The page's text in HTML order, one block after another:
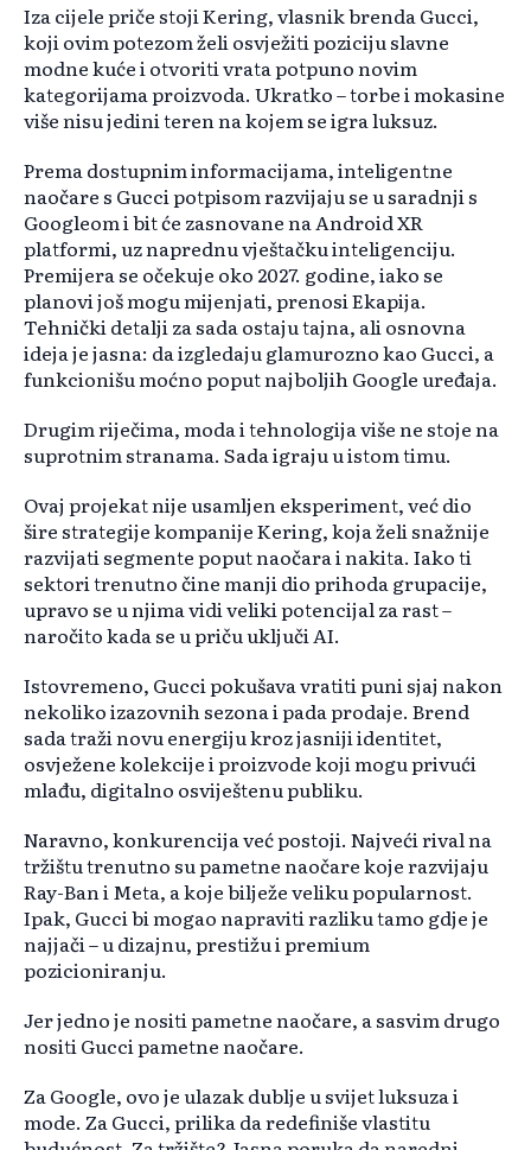
Iza cijele priče stoji Kering, vlasnik brenda Gucci,
koji ovim potezom želi osvježiti poziciju slavne
modne kuće i otvoriti vrata potpuno novim
kategorijama proizvoda. Ukratko – torbe i mokasine
više nisu jedini teren na kojem se igra luksuz.
Prema dostupnim informacijama, inteligentne
naočare s Gucci potpisom razvijaju se u saradnji s
Googleom i bit će zasnovane na Android XR
platformi, uz naprednu vještačku inteligenciju.
Premijera se očekuje oko 2027. godine, iako se
planovi još mogu mijenjati, prenosi Ekapija.
Tehnički detalji za sada ostaju tajna, ali osnovna
ideja je jasna: da izgledaju glamurozno kao Gucci, a
funkcionišu moćno poput najboljih Google uređaja.
Drugim riječima, moda i tehnologija više ne stoje na
suprotnim stranama. Sada igraju u istom timu.
Ovaj projekat nije usamljen eksperiment, već dio
šire strategije kompanije Kering, koja želi snažnije
razvijati segmente poput naočara i nakita. Iako ti
sektori trenutno čine manji dio prihoda grupacije,
upravo se u njima vidi veliki potencijal za rast –
naročito kada se u priču uključi AI.
Istovremeno, Gucci pokušava vratiti puni sjaj nakon
nekoliko izazovnih sezona i pada prodaje. Brend
sada traži novu energiju kroz jasniji identitet,
osvježene kolekcije i proizvode koji mogu privući
mlađu, digitalno osviještenu publiku.
Naravno, konkurencija već postoji. Najveći rival na
tržištu trenutno su pametne naočare koje razvijaju
Ray-Ban i Meta, a koje bilježe veliku popularnost.
Ipak, Gucci bi mogao napraviti razliku tamo gdje je
najjači – u dizajnu, prestižu i premium
pozicioniranju.
Jer jedno je nositi pametne naočare, a sasvim drugo
nositi Gucci pametne naočare.
Za Google, ovo je ulazak dublje u svijet luksuza i
mode. Za Gucci, prilika da redefiniše vlastitu